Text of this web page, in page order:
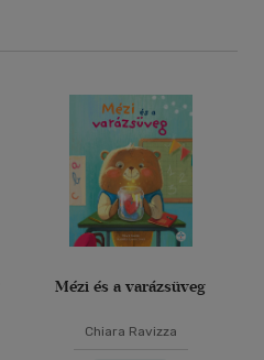
Mézi és a varázsüveg
Chiara Ravizza